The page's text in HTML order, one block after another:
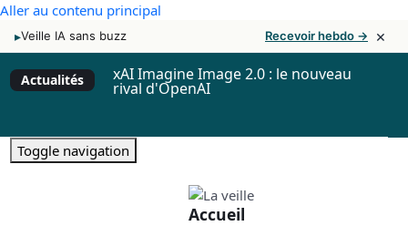
Aller au contenu principal
▸Veille IA sans buzz Recevoir hebdo → ×
Actualités xAI Imagine Image 2.0 : le nouveau
rival d'OpenAI
Toggle navigation
Accueil